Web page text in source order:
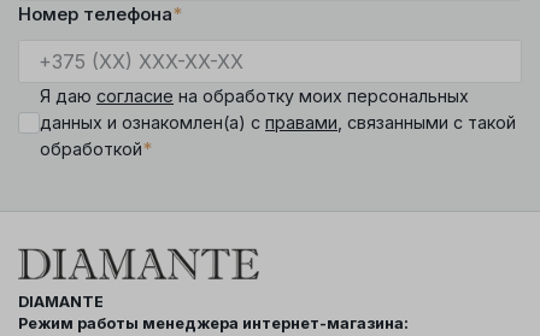
Номер телефона*
Я даю согласие на обработку моих персональных
данных и ознакомлен(а) с правами , связанными с такой
обработкой*
DIAMANTE
Режим работы менеджера интернет-магазина: